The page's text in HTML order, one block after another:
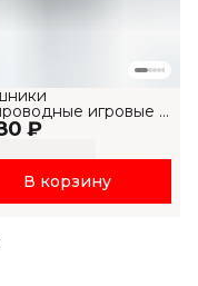
₽
игровые с
Fuxi-H7
В корзину